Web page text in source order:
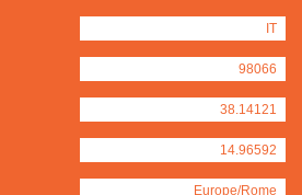
IT
98066
38.14121
14.96592
Europe/Rome